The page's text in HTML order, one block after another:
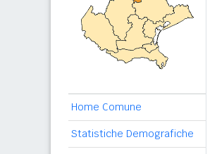
Home Comune
Statistiche Demografiche